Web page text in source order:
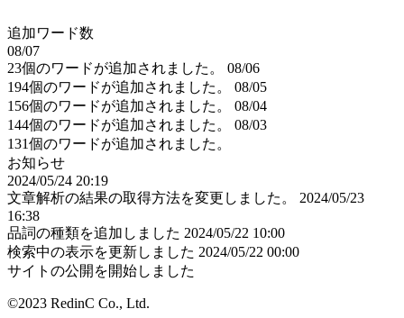
追加ワード数
08/07
23個のワードが追加されました。
08/06
194個のワードが追加されました。
08/05
156個のワードが追加されました。
08/04
144個のワードが追加されました。
08/03
131個のワードが追加されました。
お知らせ
2024/05/24 20:19
文章解析の結果の取得方法を変更しました。
2024/05/23
16:38
品詞の種類を追加しました 2024/05/22 10:00
検索中の表示を更新しました 2024/05/22 00:00
サイトの公開を開始しました
©2023 RedinC Co., Ltd.